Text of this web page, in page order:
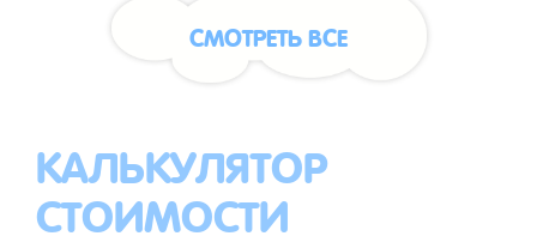
СМОТРЕТЬ ВСЕ
КАЛЬКУЛЯТОР
СТОИМОСТИ